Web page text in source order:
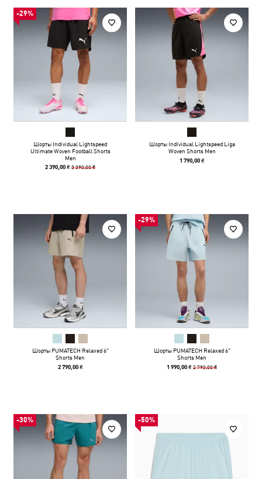
-29%
Шорты Individual Lightspeed
Ultimate Woven Football Shorts
Men
2 390,00 ₴3 390,00 ₴
Шорты Individual Lightspeed Liga
Woven Shorts Men
1 790,00 ₴
Шорты PUMATECH Relaxed 6"
Shorts Men
2 790,00 ₴
-29%
Шорты PUMATECH Relaxed 6"
Shorts Men
1 990,00 ₴2 790,00 ₴
-30% -50%